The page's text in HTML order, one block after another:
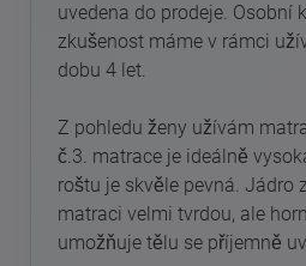
uvedena do prodeje. Osobní
zkušenost máme v rámci
dobu 4 let.
Z pohledu ženy užívám
č.3. matrace je ideálně
roštu je skvěle pevná. Jádro
matraci velmi tvrdou, ale
umožňuje tělu se příjemně